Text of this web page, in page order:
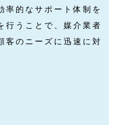
率的なサポート体制を
行うことで、媒介業者
客のニーズに迅速に対